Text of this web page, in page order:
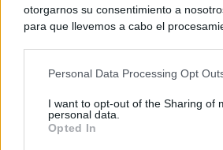
otorgarnos su consentimiento a
para que llevemos a cabo el
negar su consentimiento. Tenga en
de su consentimiento, pero usted tiene
rechazar tal procesamiento. Sus
Personal Data Processing Opt
I want to opt-out of the Sharing of
personal data.
Opted In